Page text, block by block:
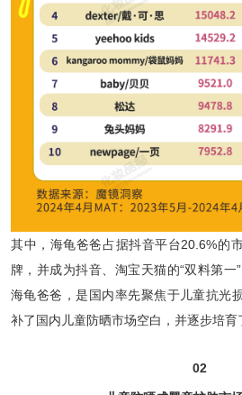
其中，海龟爸爸占据抖音平台20.6%的
牌，并成为抖音、淘宝天猫的“双料第一
海龟爸爸，是国内率先聚焦于儿童抗光
补了国内儿童防晒市场空白，并逐步培育
02